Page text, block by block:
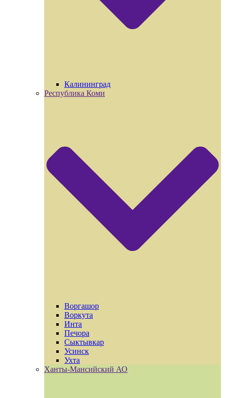
Калининград
Республика Коми
Воргашор
Воркута
Инта
Печора
Сыктывкар
Усинск
Ухта
Ханты-Мансийский АО